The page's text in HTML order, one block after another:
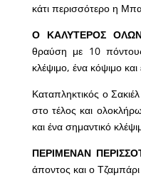
κάτι περισσότερο η
Ο ΚΑΛΥΤΕΡΟΣ
θραύση με 10
κλέψιμο, ένα κόψιμο
Καταπληκτικός ο
στο τέλος και
και ένα σημαντικό
ΠΕΡΙΜΕΝΑΝ
άποντος και ο